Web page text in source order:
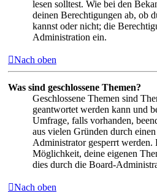
lesen solltest. Wie bei den
deinen Berechtigungen ab, ob
kannst oder nicht; die
Administration ein.
Nach oben
Was sind geschlossene Themen?
Geschlossene Themen sind
geantwortet werden kann und
Umfrage, falls vorhanden,
aus vielen Gründen durch
Administrator gesperrt werden.
Möglichkeit, deine eigenen
dies durch die Board-
Nach oben